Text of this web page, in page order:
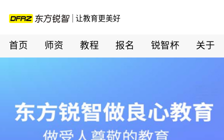
让教育更美好
首页 师资 教程 报名 锐智杯 关于